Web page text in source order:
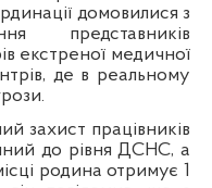
домовилися з
представників
екстреної медичної
де в реальному
захист працівників
до рівня ДСНС, а
родина отримує 1